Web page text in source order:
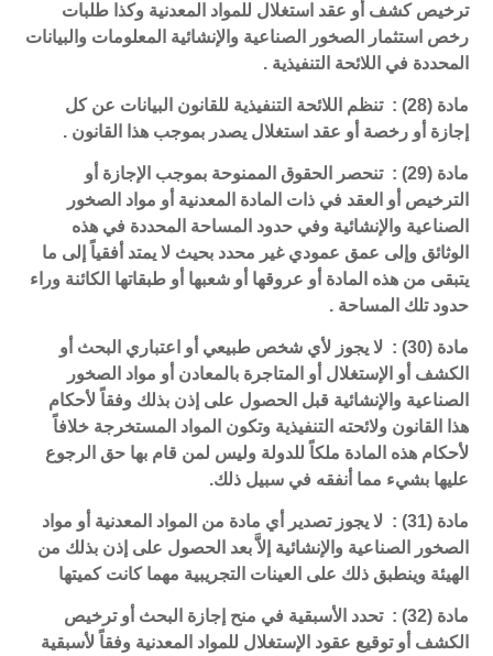
ترخيص كشف أو عقد استغلال للمواد المعدنية وكذا طلبات
رخص استثمار الصخور الصناعية والإنشائية المعلومات والبيانات
المحددة في اللائحة التنفيذية .
مادة (28) : تنظم اللائحة التنفيذية للقانون البيانات عن كل
إجازة أو رخصة أو عقد استغلال يصدر بموجب هذا القانون .
مادة (29) : تنحصر الحقوق الممنوحة بموجب الإجازة أو
الترخيص أو العقد في ذات المادة المعدنية أو مواد الصخور
الصناعية والإنشائية وفي حدود المساحة المحددة في هذه
الوثائق وإلى عمق عمودي غير محدد بحيث لا يمتد أفقياً إلى ما
يتبقى من هذه المادة أو عروقها أو شعبها أو طبقاتها الكائنة وراء
حدود تلك المساحة .
مادة (30) : لا يجوز لأي شخص طبيعي أو اعتباري البحث أو
الكشف أو الإستغلال أو المتاجرة بالمعادن أو مواد الصخور
الصناعية والإنشائية قبل الحصول على إذن بذلك وفقاً لأحكام
هذا القانون ولائحته التنفيذية وتكون المواد المستخرجة خلافاً
لأحكام هذه المادة ملكاً للدولة وليس لمن قام بها حق الرجوع
عليها بشيء مما أنفقه في سبيل ذلك.
مادة (31) : لا يجوز تصدير أي مادة من المواد المعدنية أو مواد
الصخور الصناعية والإنشائية إلاَّ بعد الحصول على إذن بذلك من
الهيئة وينطبق ذلك على العينات التجريبية مهما كانت كميتها
مادة (32) : تحدد الأسبقية في منح إجازة البحث أو ترخيص
الكشف أو توقيع عقود الإستغلال للمواد المعدنية وفقاً لأسبقية